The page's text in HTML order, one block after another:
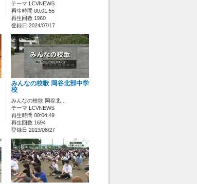
テーマ LCVNEWS
再生時間 00:01:55
再生回数 1960
登録日 2024/07/17
みんなの校歌 岡谷北部中学
校
みんなの校歌 岡谷北…
テーマ LCVNEWS
再生時間 00:04:49
再生回数 1694
登録日 2019/08/27